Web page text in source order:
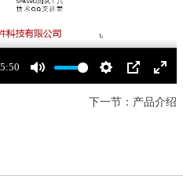
Mute SettingsPIP
Enter
下一节：产品介绍